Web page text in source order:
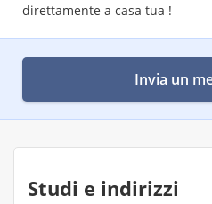
direttamente a casa tua !
Invia un
Studi e indirizzi